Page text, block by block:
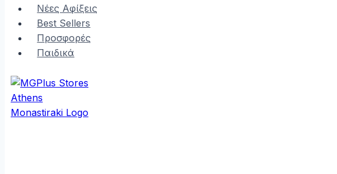
Νέες Αφίξεις
Best Sellers
Προσφορές
Παιδικά